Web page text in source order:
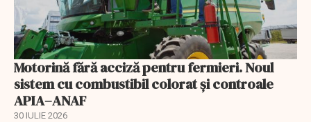
Motorină fără acciză pentru fermieri. Noul
sistem cu combustibil colorat și controale
APIA–ANAF
30 IULIE 2026